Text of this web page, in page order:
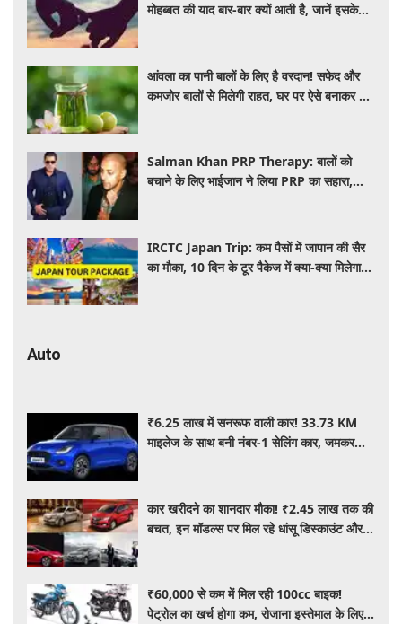
मोहब्बत की याद बार-बार क्यों आती है, जानें इसके
आंवला का पानी बालों के लिए है वरदान! सफेद और
कमजोर बालों से मिलेगी राहत, घर पर ऐसे बनाकर करें
Salman Khan PRP Therapy: बालों को
बचाने के लिए भाईजान ने लिया PRP का सहारा,
IRCTC Japan Trip: कम पैसों में जापान की सैर
का मौका, 10 दिन के टूर पैकेज में क्या-क्या मिलेगा?
Auto
₹6.25 लाख में सनरूफ वाली कार! 33.73 KM
माइलेज के साथ बनी नंबर-1 सेलिंग कार, जमकर
कार खरीदने का शानदार मौका! ₹2.45 लाख तक की
बचत, इन मॉडल्स पर मिल रहे धांसू डिस्काउंट और
₹60,000 से कम में मिल रही 100cc बाइक!
पेट्रोल का खर्च होगा कम, रोजाना इस्तेमाल के लिए है